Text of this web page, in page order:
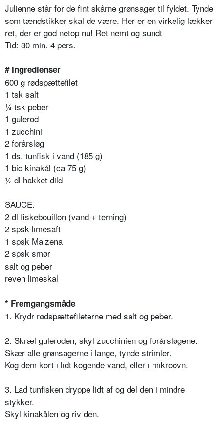
Julienne står for de fint skårne grønsager til fyldet. Tynde
som tændstikker skal de være. Her er en virkelig lækker
ret, der er god netop nu! Ret nemt og sundt
Tid: 30 min. 4 pers.
# Ingredienser
600 g rødspættefilet
1 tsk salt
¼ tsk peber
1 gulerod
1 zucchini
2 forårsløg
1 ds. tunfisk i vand (185 g)
1 bid kinakål (ca 75 g)
½ dl hakket dild
SAUCE:
2 dl fiskebouillon (vand + terning)
2 spsk limesaft
1 spsk Maizena
2 spsk smør
salt og peber
reven limeskal
* Fremgangsmåde
1. Krydr rødspættefileterne med salt og peber.
2. Skræl guleroden, skyl zucchinien og forårsløgene.
Skær alle grønsagerne i lange, tynde strimler.
Kog dem kort i lidt kogende vand, eller i mikroovn.
3. Lad tunfisken dryppe lidt af og del den i mindre
stykker.
Skyl kinakålen og riv den.